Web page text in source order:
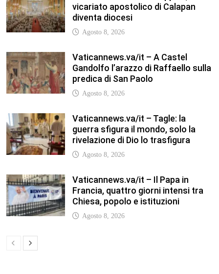
Agosto 8, 2026
Vaticannews.va/it – A Castel
predica di San Paolo
Agosto 8, 2026
Vaticannews.va/it – Tagle: la
rivelazione di Dio lo trasfigura
Agosto 8, 2026
Vaticannews.va/it – Il Papa in
Chiesa, popolo e istituzioni
Agosto 8, 2026